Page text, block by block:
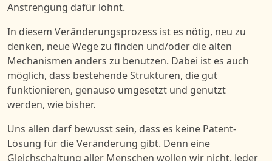
Anstrengung dafür lohnt.
In diesem Veränderungsprozess ist es nötig, neu zu
denken, neue Wege zu finden und/oder die alten
Mechanismen anders zu benutzen. Dabei ist es auch
möglich, dass bestehende Strukturen, die gut
funktionieren, genauso umgesetzt und genutzt
werden, wie bisher.
Uns allen darf bewusst sein, dass es keine Patent-
Lösung für die Veränderung gibt. Denn eine
Gleichschaltung aller Menschen wollen wir nicht. Jeder